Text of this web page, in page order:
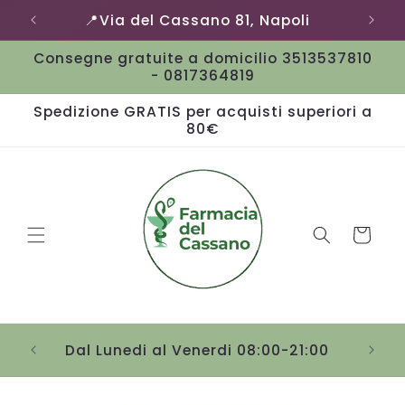
direttamente📍Via del Cassano 81, Napoli
Consegne gratuite a domicilio 3513537810
- 0817364819
Spedizione GRATIS per acquisti superiori a
80€
Carrello
Dal Lunedi al Venerdi 08:00-21:00